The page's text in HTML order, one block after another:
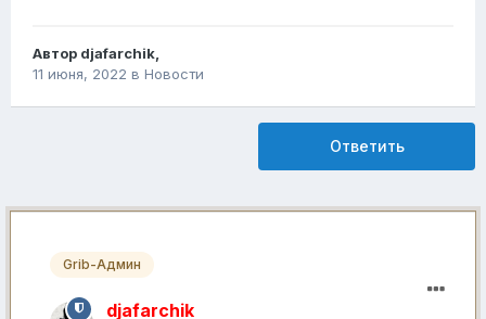
Автор djafarchik,
11 июня, 2022 в Новости
Ответить
Grib-Админ
djafarchik